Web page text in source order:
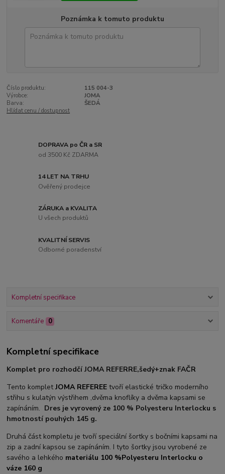
Poznámka k tomuto produktu
Číslo produktu:
115 004-3
Výrobce:
JOMA
Barva:
ŠEDÁ
Hlídat cenu / dostupnost
DOPRAVA po ČR a SR
od 3500 Kč ZDARMA
14 LET NA TRHU
Ověřený prodejce
ZÁRUKA a KVALITA
U všech produktů
KVALITNÍ SERVIS
Odborné poradenství
Kompletní specifikace
Komentáře 0
Kompletní specifikace
Komplet pro rozhodčí JOMA REFERRE,šedý+znak FAČR
Tento kompletJOMA REFEREE tvoří elastické tričko moderního
střihu s kulatýn výstřihem ,dvěma knoflíky a dvěma kapsami se
zapínáním. Dres je vyrovený ze 100 % Polyesteru Interlocku s
hmotností pouhých 145 g.
Druhá část kompletu je tvoří speciální šortky s bočními kapsami na
zip a zadní kapsou se zapínáním. I tyto šortky jsou vyrobené ze
savého a lehkého materiálu 100 %Polyesteru Interlocku o
váze 160 g